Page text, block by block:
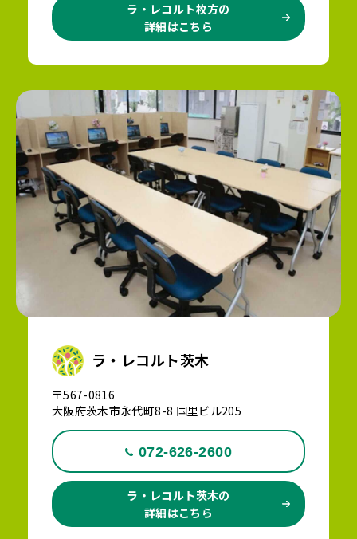
ラ・レコルト枚方の
詳細はこちら
ラ・レコルト茨木
〒567-0816
大阪府茨木市永代町8-8 国里ビル205
072-626-2600
ラ・レコルト茨木の
詳細はこちら